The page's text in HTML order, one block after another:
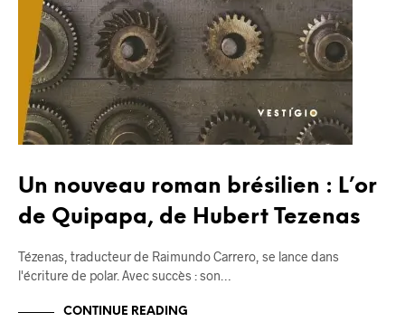
Un nouveau roman brésilien : L’or
de Quipapa, de Hubert Tezenas
Tézenas, traducteur de Raimundo Carrero, se lance dans
l'écriture de polar. Avec succès : son…
CONTINUE READING